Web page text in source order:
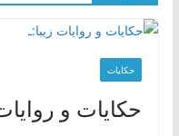
حکایات
حکایات و